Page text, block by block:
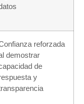
reforzada
demostrar
de
y